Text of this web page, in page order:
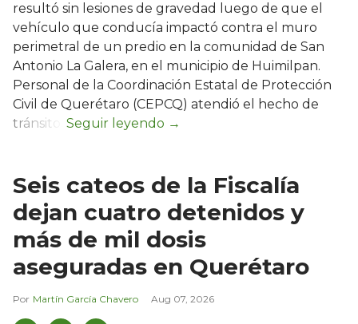
resultó sin lesiones de gravedad luego de que el
vehículo que conducía impactó contra el muro
perimetral de un predio en la comunidad de San
Antonio La Galera, en el municipio de Huimilpan.
Personal de la Coordinación Estatal de Protección
Civil de Querétaro (CEPCQ) atendió el hecho de
tránsito.
Seis cateos de la Fiscalía
dejan cuatro detenidos y
más de mil dosis
aseguradas en Querétaro
Martín García Chavero Aug 07, 2026